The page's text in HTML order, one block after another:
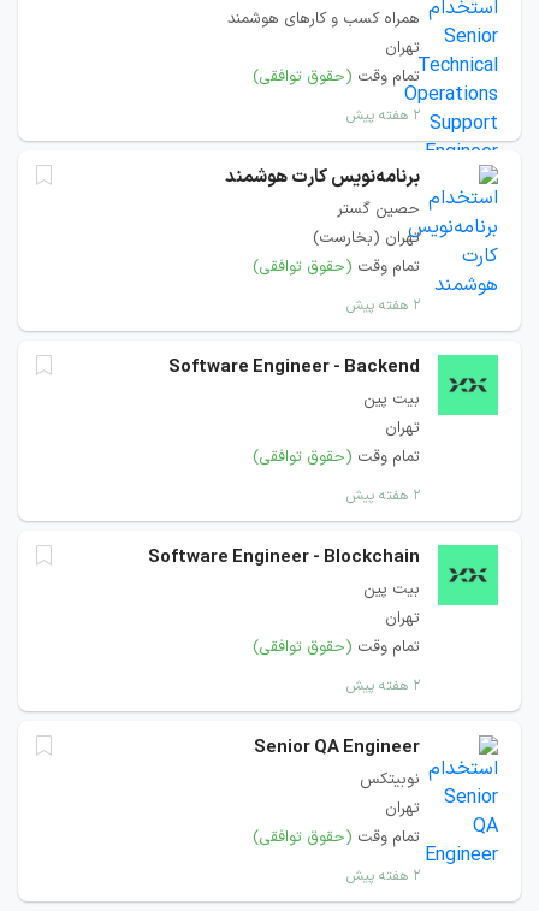
همراه کسب و کارهای هوشمند
تهران
تمام وقت (حقوق توافقی)
۲ هفته پیش
برنامه‌نویس کارت هوشمند
حصین گستر
تهران (بخارست)
تمام وقت (حقوق توافقی)
۲ هفته پیش
Software Engineer - Backend
بیت پین
تهران
تمام وقت (حقوق توافقی)
۲ هفته پیش
Software Engineer - Blockchain
بیت پین
تهران
تمام وقت (حقوق توافقی)
۲ هفته پیش
Senior QA Engineer
نوبیتکس
تهران
تمام وقت (حقوق توافقی)
۲ هفته پیش